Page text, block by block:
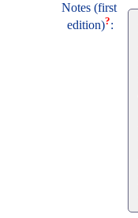
Notes (first
edition)?: